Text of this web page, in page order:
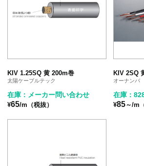
KIV 1.25SQ 黄 200m巻
太陽ケーブルテック
在庫：メーカー問い合わせ
¥65/m（税抜）
KIV 2SQ
オーナンバ
在庫：
¥85～/m